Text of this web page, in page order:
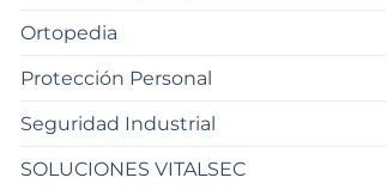
Ortopedia
Protección Personal
Seguridad Industrial
SOLUCIONES VITALSEC